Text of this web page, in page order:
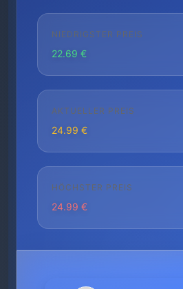
NIEDRIGSTER PREIS
22.69 €
AKTUELLER PREIS
24.99 €
HÖCHSTER PREIS
24.99 €